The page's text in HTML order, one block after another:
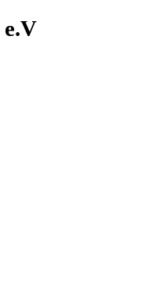
e.V